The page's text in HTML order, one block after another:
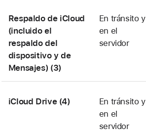
Respaldo de iCloud
(incluido el
respaldo del
dispositivo y de
Mensajes) (3)
En tránsito y
en el
servidor
iCloud Drive (4)
En tránsito y
en el
servidor